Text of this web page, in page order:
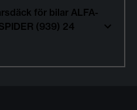
för bilar ALFA-
(939) 24